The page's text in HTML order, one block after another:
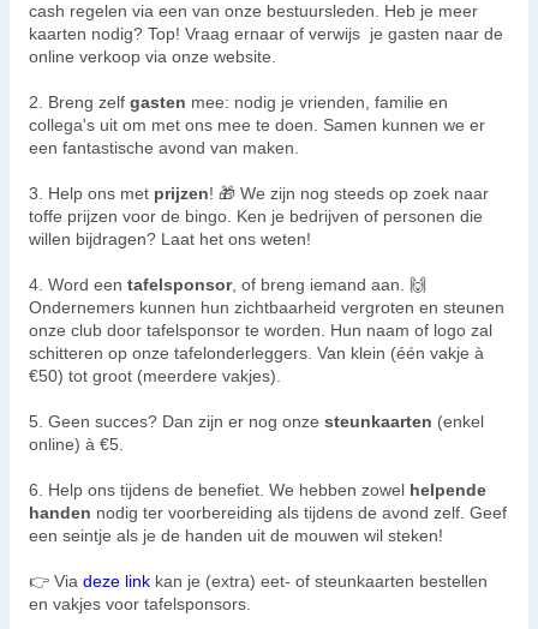
cash regelen via een van onze bestuursleden. Heb je meer
kaarten nodig? Top! Vraag ernaar of verwijs je gasten naar de
online verkoop via onze website.
2. Breng zelf gasten mee: nodig je vrienden, familie en
collega's uit om met ons mee te doen. Samen kunnen we er
een fantastische avond van maken.
3. Help ons met prijzen! 🎁 We zijn nog steeds op zoek naar
toffe prijzen voor de bingo. Ken je bedrijven of personen die
willen bijdragen? Laat het ons weten!
4. Word een tafelsponsor, of breng iemand aan. 🙌
Ondernemers kunnen hun zichtbaarheid vergroten en steunen
onze club door tafelsponsor te worden. Hun naam of logo zal
schitteren op onze tafelonderleggers. Van klein (één vakje à
€50) tot groot (meerdere vakjes).
5. Geen succes? Dan zijn er nog onze steunkaarten (enkel
online) à €5.
6. Help ons tijdens de benefiet. We hebben zowel helpende
handen nodig ter voorbereiding als tijdens de avond zelf. Geef
een seintje als je de handen uit de mouwen wil steken!
👉 Via deze link kan je (extra) eet- of steunkaarten bestellen
en vakjes voor tafelsponsors.